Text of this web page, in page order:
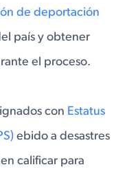
de deportación
país y obtener
el proceso.
con Estatus
ebido a desastres
calificar para